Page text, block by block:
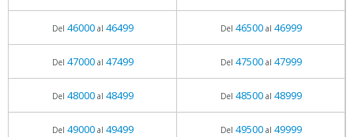
Del 46000al 46499 Del 46500al 46999
Del 47000al 47499 Del 47500al 47999
Del 48000al 48499 Del 48500al 48999
Del 49000al 49499 Del 49500al 49999